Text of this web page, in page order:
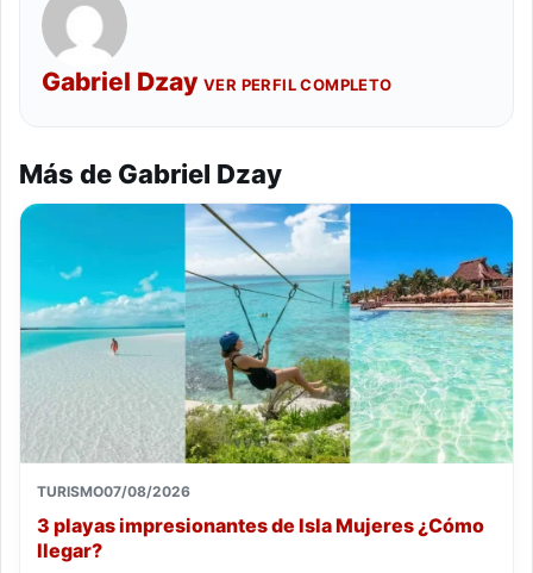
Gabriel Dzay VER PERFIL COMPLETO
Más de Gabriel Dzay
TURISMO07/08/2026
3 playas impresionantes de Isla Mujeres ¿Cómo
llegar?